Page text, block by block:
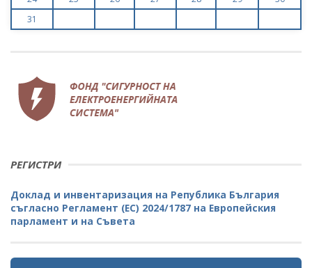
31
РЕГИСТРИ
Доклад и инвентаризация на Република България
съгласно Регламент (ЕС) 2024/1787 на Европейския
парламент и на Съвета